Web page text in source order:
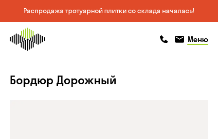
Распродажа тротуарной плитки со склада началась!
На главную
страницу
позвонить
позвонить
Меню
Бордюр Дорожный